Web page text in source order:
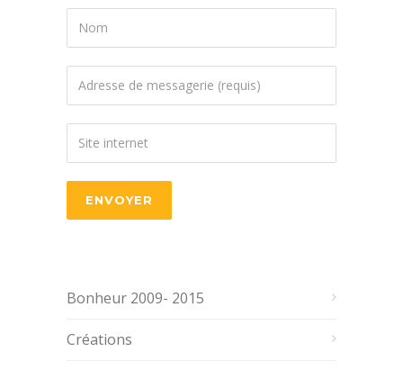
Bonheur 2009- 2015
Créations